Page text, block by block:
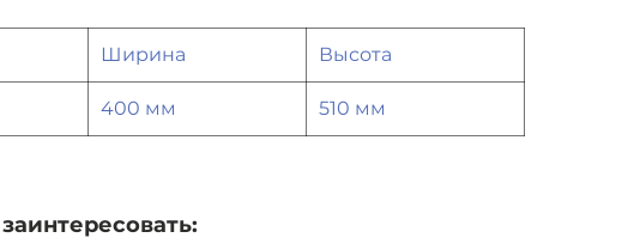
Ширина Высота
400 мм 510 мм